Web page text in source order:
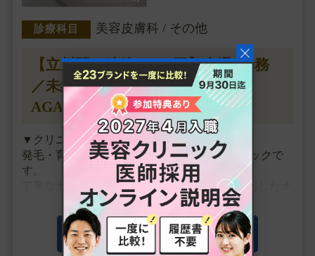
診療科目 美容皮膚科 / その他
【立川駅／時給10000円】◆週1勤務
／未経験可能／効果が実感できる
AGA＆いびきクリニック◆
▼クリニックの特徴
発毛・育毛・薄毛治療を行うAGA専門クリニックで
す。
丁寧なカウンセリングと一人ひとりの症状に応じたオ
ーダーメイド治療にこだわっています。
▼主な施術
LHDV頭皮注入、血圧測定、採血、皮下注射
この求人の詳細を見る